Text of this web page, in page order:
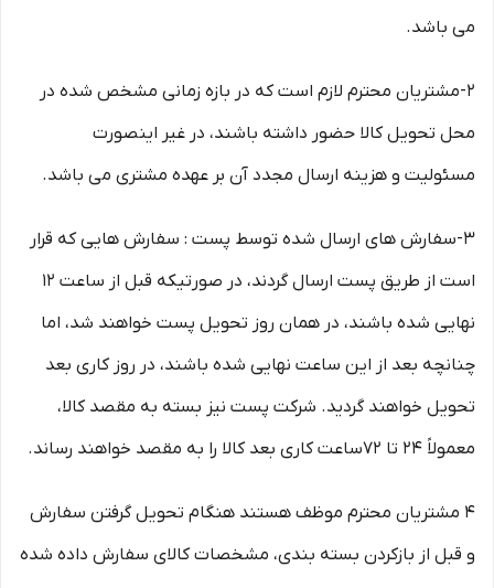
می باشد.
2-مشتریان محترم لازم است که در بازه زمانی مشخص شده در
محل تحویل کالا حضور داشته باشند، در غیر اینصورت
مسئولیت و هزینه ارسال مجدد آن بر عهده مشتری می باشد.
3-سفارش های ارسال شده توسط پست : سفارش هایی که قرار
است از طریق پست ارسال گردند، در صورتیکه قبل از ساعت 12
نهایی شده باشند، در همان روز تحویل پست خواهند شد، اما
چنانچه بعد از این ساعت نهایی شده باشند، در روز کاری بعد
تحویل خواهند گردید. شرکت پست نیز بسته به مقصد کالا،
معمولاً 24 تا 72ساعت کاری بعد کالا را به مقصد خواهند رساند.
4 مشتریان محترم موظف هستند هنگام تحویل گرفتن سفارش
و قبل از بازکردن بسته بندی، مشخصات کالای سفارش داده شده